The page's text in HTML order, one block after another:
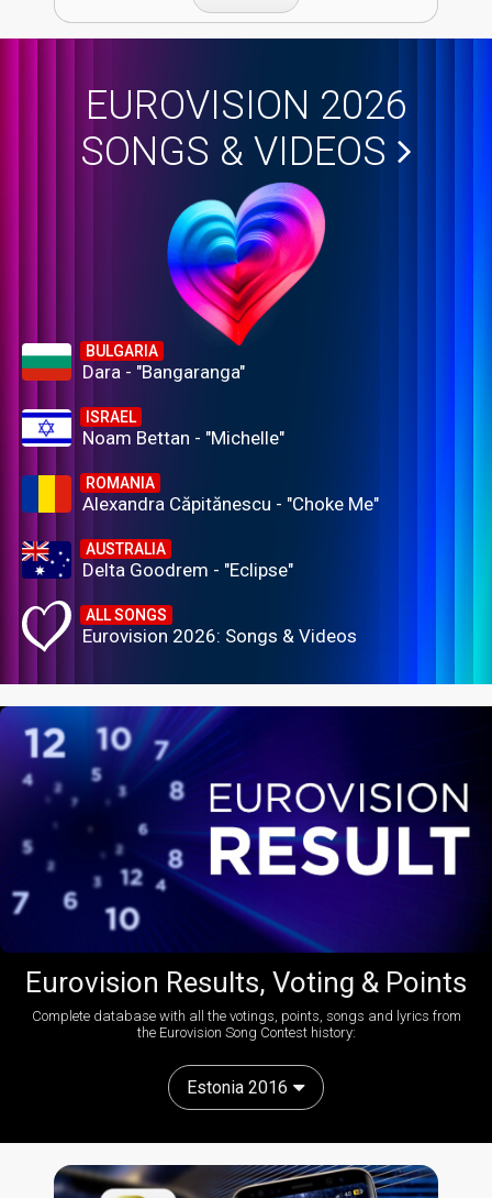
EUROVISION 2026
SONGS & VIDEOS
BULGARIA
Dara - "Bangaranga"
ISRAEL
Noam Bettan - "Michelle"
ROMANIA
Alexandra Căpitănescu - "Choke Me"
AUSTRALIA
Delta Goodrem - "Eclipse"
ALL SONGS
Eurovision 2026: Songs & Videos
Eurovision Results, Voting & Points
Complete database with all the votings, points, songs and lyrics from
the Eurovision Song Contest history:
Estonia 2016